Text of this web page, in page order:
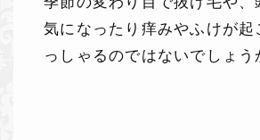
気になったり痒みやふけが起
っしゃるのではないでしょう